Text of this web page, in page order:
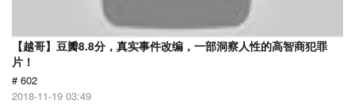
【越哥】豆瓣8.8分，真实事件改编，一部洞察人性的高智商犯罪
片！
# 602
2018-11-19 03:49